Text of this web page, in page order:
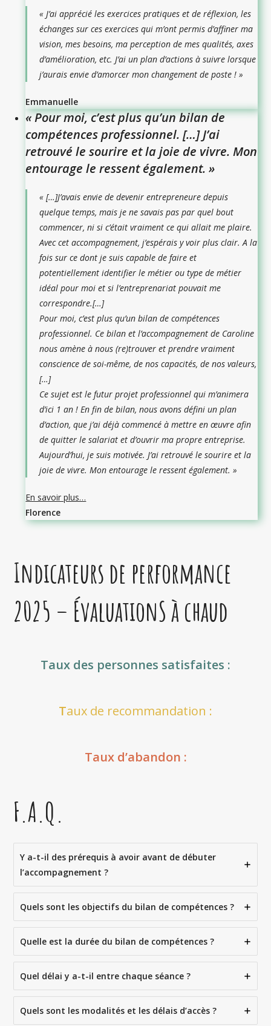
« J’ai apprécié les exercices pratiques et de réflexion, les
échanges sur ces exercices qui m’ont permis d’affiner ma
vision, mes besoins, ma perception de mes qualités, axes
d’amélioration, etc. J’ai un plan d’actions à suivre lorsque
j’aurais envie d’amorcer mon changement de poste ! »
Emmanuelle
« Pour moi, c’est plus qu’un bilan de
compétences professionnel. […] J’ai
retrouvé le sourire et la joie de vivre. Mon
entourage le ressent également. »
«[…]J’avais envie de devenir entrepreneure depuis
quelque temps, mais je ne savais pas par quel bout
commencer, ni si c’était vraiment ce qui allait me plaire.
Avec cet accompagnement, j’espérais y voir plus clair. A la
fois sur ce dont je suis capable de faire et
potentiellement identifier le métier ou type de métier
idéal pour moi et si l’entreprenariat pouvait me
correspondre.[…]
Pour moi, c’est plus qu’un bilan de compétences
professionnel. Ce bilan et l’accompagnement de Caroline
nous amène à nous (re)trouver et prendre vraiment
conscience de soi-même, de nos capacités, de nos valeurs,
[…]
Ce sujet est le futur projet professionnel qui m’animera
d’ici 1 an ! En fin de bilan, nous avons défini un plan
d’action, que j’ai déjà commencé à mettre en œuvre afin
de quitter le salariat et d’ouvrir ma propre entreprise.
Aujourd’hui, je suis motivée. J’ai retrouvé le sourire et la
joie de vivre. Mon entourage le ressent également. »
En savoir plus…
Florence
Indicateurs de performance
2025 – ÉvaluationS à chaud
Taux des personnes satisfaites :
Taux de recommandation :
Taux d’abandon :
F.A.Q.
Y a-t-il des prérequis à avoir avant de débuter
l’accompagnement ?
Quels sont les objectifs du bilan de compétences ?
Quelle est la durée du bilan de compétences ?
Quel délai y a-t-il entre chaque séance ?
Quels sont les modalités et les délais d’accès ?